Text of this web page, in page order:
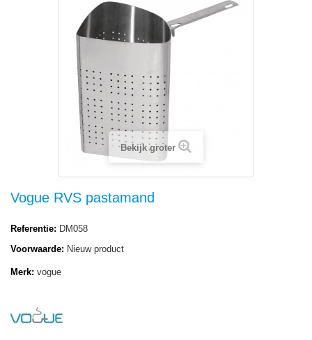
Bekijk groter
Vogue RVS pastamand
Referentie: DM058
Voorwaarde: Nieuw product
Merk: vogue